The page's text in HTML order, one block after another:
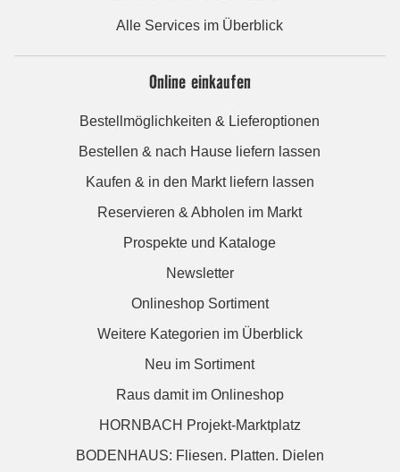
Alle Services im Überblick
Online einkaufen
Bestellmöglichkeiten & Lieferoptionen
Bestellen & nach Hause liefern lassen
Kaufen & in den Markt liefern lassen
Reservieren & Abholen im Markt
Prospekte und Kataloge
Newsletter
Onlineshop Sortiment
Weitere Kategorien im Überblick
Neu im Sortiment
Raus damit im Onlineshop
HORNBACH Projekt-Marktplatz
BODENHAUS: Fliesen. Platten. Dielen